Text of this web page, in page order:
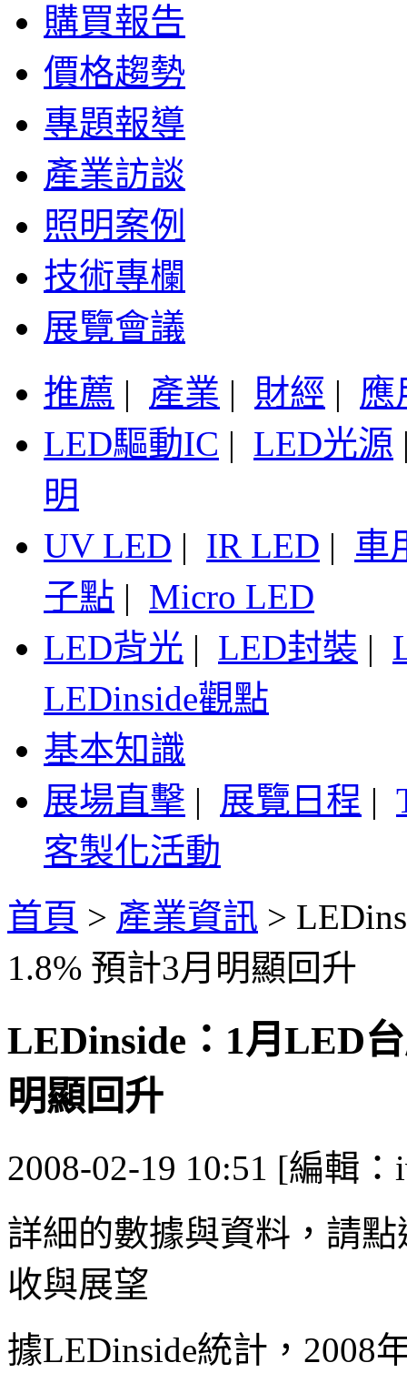
購買報告
價格趨勢
專題報導
產業訪談
照明案例
技術專欄
展覽會議
推薦 | 產業 | 財經 | 應
LED驅動IC | LED光源
明
UV LED | IR LED | 車
子點 | Micro LED
LED背光 | LED封裝 |
LEDinside觀點
基本知識
展場直擊 | 展覽日程 |
客製化活動
首頁 > 產業資訊 >
1.8% 預計3月明顯回升
LEDinside：1月LED
明顯回升
2008-02-19 10:51 [編輯：
詳細的數據與資料，請
收與展望
據LEDinside統計，2008